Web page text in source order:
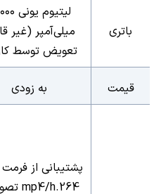
باتری
لیتیوم
میلی‌آمپر (غیر
تعویض توسط
قیمت به زودی
پشتیبانی از
mp4/h.264